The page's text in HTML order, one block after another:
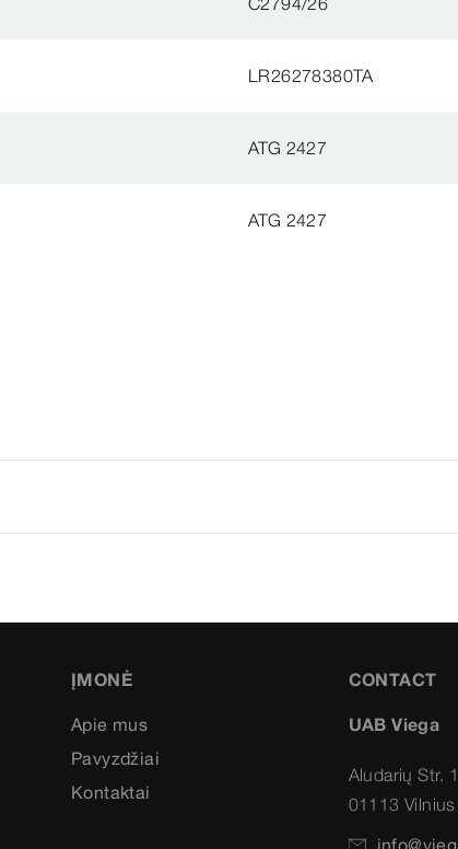
LR26278380TA
ATG 2427
ATG 2427
ĮMONĖ
Apie mus
Pavyzdžiai
Kontaktai
CONTACT
UAB Viega
Aludarių Str.
01113 Vilnius